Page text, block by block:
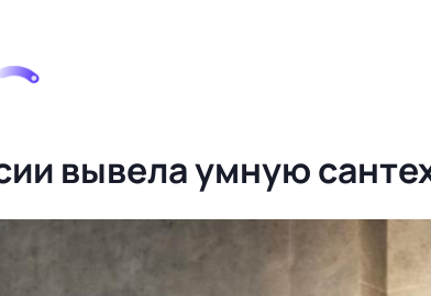
вывела умную